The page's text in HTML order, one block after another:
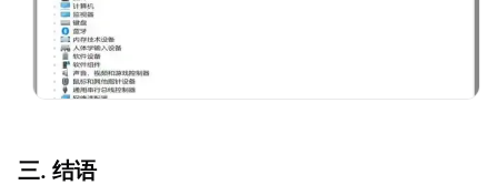
三. 结语